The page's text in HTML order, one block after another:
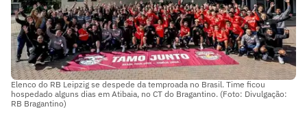
Elenco do RB Leipzig se despede da temproada no Brasil. Time ficou
hospedado alguns dias em Atibaia, no CT do Bragantino. (Foto: Divulgação:
RB Bragantino)